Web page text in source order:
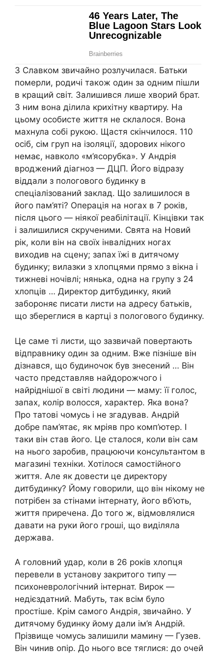
З Славком звичайно розлучилася. Батьки
померли, родичі також один за одним пішли
в кращий світ. Залишився лише хворий брат.
З ним вона ділила крихітну квартиру. На
цьому особисте життя не склалося. Вона
махнула собі рукою. Щастя скінчилося. 110
осіб, сім груп на ізоляції, здорових нікого
немає, навколо «м’ясорубка». У Андрія
вроджений діагноз — ДЦП. Його відразу
віддали з пологового будинку в
спеціалізований заклад. Що залишилося в
його пам’яті? Операція на ногах в 7 років,
після цього — ніякої реабілітації. Кінцівки так
і залишилися скрученими. Свята на Новий
рік, коли він на своїх інвалідних ногах
виходив на сцену; запах їжі в дитячому
будинку; вилазки з хлопцями прямо з вікна і
тижневі ночівлі; нянька, одна на групу з 24
хлопців … Директор дитбудинку, який
забороняє писати листи на адресу батьків,
що збереглися в картці з пологового будинку.
Це саме ті листи, що зазвичай повертають
відправнику один за одним. Вже пізніше він
дізнався, що будиночок був знесений … Він
часто представляв найдорожчого і
найріднішої в світі людини — маму: її голос,
запах, колір волосся, характер. Яка вона?
Про татові чомусь і не згадував. Андрій
добре пам’ятає, як мріяв про комп’ютер. І
таки він став його. Це сталося, коли він сам
на нього заробив, працюючи консультантом в
магазині техніки. Хотілося самостійного
життя. Але як довести це директору
дитбудинку? Йому говорили, що він нікому не
потрібен за стінами інтернату, його вб’ють,
життя приречена. До того ж, відмовлялися
давати на руки його гроші, що виділяла
держава.
А головний удар, коли в 26 років хлопця
перевели в установу закритого типу —
психоневрологічний інтернат. Вирок —
недієздатний. Мабуть, так всім було
простіше. Крім самого Андрія, звичайно. У
дитячому будинку йому дали ім’я Андрій.
Прізвище чомусь залишили мамину — Гузев.
Він чинив опір. До нього все тяглися: до очей